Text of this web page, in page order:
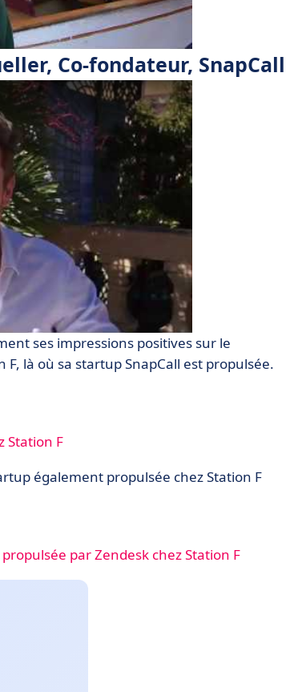
Co-fondateur, SnapCall
ses impressions positives sur le
là où sa startup SnapCall est propulsée.
Station F
également propulsée chez Station F
par Zendesk chez Station F